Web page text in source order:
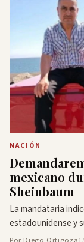
NACIÓN
mexicano
Sheinbaum
La mandataria
estadounidense y